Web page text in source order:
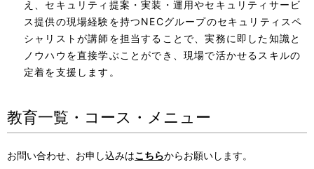
え、セキュリティ提案・実装・運用やセキュリティサービ
ス提供の現場経験を持つNECグループのセキュリティスペ
シャリストが講師を担当することで、実務に即した知識と
ノウハウを直接学ぶことができ、現場で活かせるスキルの
定着を支援します。
教育一覧・コース・メニュー
お問い合わせ、お申し込みはこちらからお願いします。